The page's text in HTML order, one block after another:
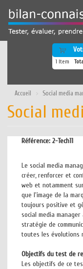
contenu
principal
1 Item
Accueil Social media
Social
Référence: 2-Tech11
Le social media
créer, renforcer et
web et notamment
que l'image de la
toujours positive et
social media
stratégie de
toutes les évolutions
Objectifs du test de
Les objectifs de ce